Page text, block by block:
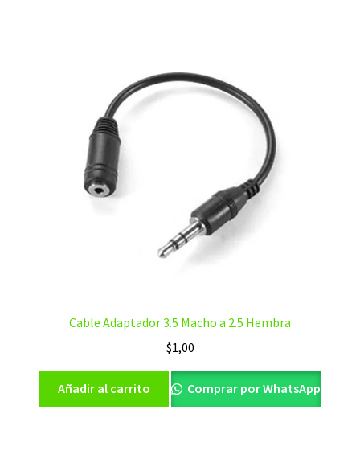
Cable Adaptador 3.5 Macho a 2.5 Hembra
$1,00
Añadir al carrito Comprar por WhatsApp